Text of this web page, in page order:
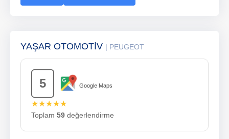
YAŞAR OTOMOTİV | PEUGEOT
5 Google Maps
★★★★★
Toplam 59 değerlendirme